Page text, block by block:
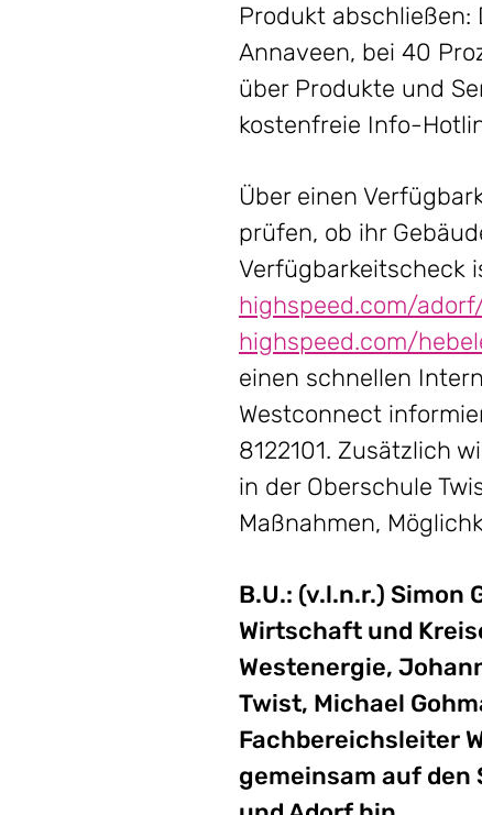
Produkt
Annaveen, bei 40
über Produkte und
kostenfreie Info-
Über einen
prüfen, ob ihr
Verfügbarkeitscheck
highspeed.com/
highspeed.com/
einen schnellen
Westconnect
8122101. Zusätzlich
in der Oberschule
Maßnahmen,
B.U.: (v.l.n.r.)
Wirtschaft und
Westenergie,
Twist, Michael
Fachbereichsleiter
gemeinsam auf